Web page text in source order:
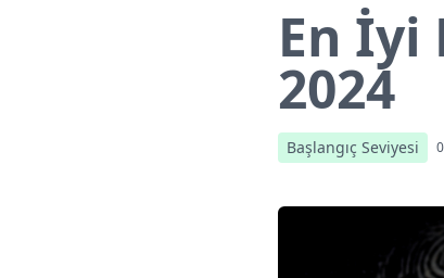
En
2024
Başlangıç Seviyesi